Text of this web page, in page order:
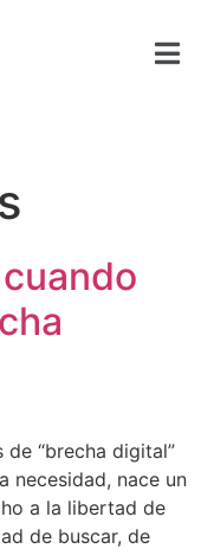
“brecha digital”
necesidad, nace un
a la libertad de
de buscar, de